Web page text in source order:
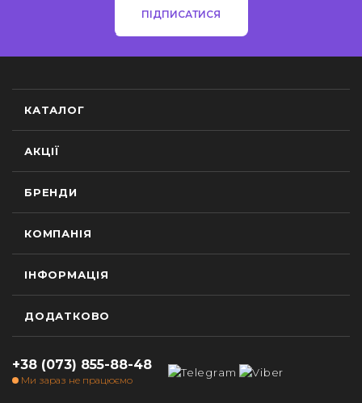
ПІДПИСАТИСЯ
КАТАЛОГ
АКЦІЇ
БРЕНДИ
КОМПАНІЯ
ІНФОРМАЦІЯ
ДОДАТКОВО
+38 (073) 855-88-48
Ми зараз не працюємо